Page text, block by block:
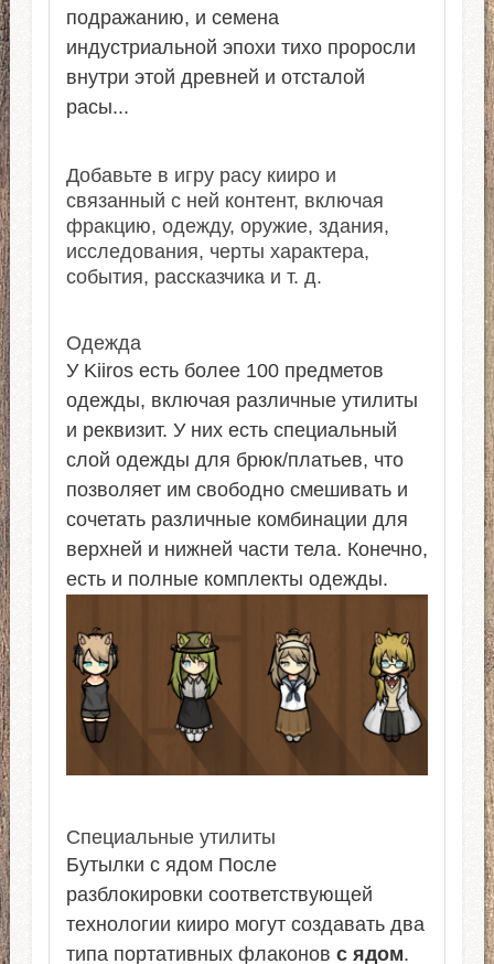
подражанию, и семена
индустриальной эпохи тихо проросли
внутри этой древней и отсталой
расы...
Добавьте в игру расу кииро и
связанный с ней контент, включая
фракцию, одежду, оружие, здания,
исследования, черты характера,
события, рассказчика и т. д.
Одежда
У Kiiros есть более 100 предметов
одежды, включая различные утилиты
и реквизит. У них есть специальный
слой одежды для брюк/платьев, что
позволяет им свободно смешивать и
сочетать различные комбинации для
верхней и нижней части тела. Конечно,
есть и полные комплекты одежды.
Специальные утилиты
Бутылки с ядом После
разблокировки соответствующей
технологии кииро могут создавать два
типа портативных флаконов с ядом.